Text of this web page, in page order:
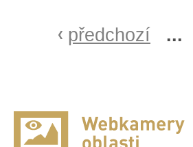
předchozí ...